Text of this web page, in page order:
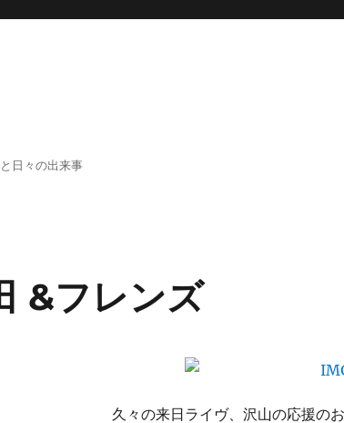
日々の出来事
&フレンズ
久々の来日ライヴ、沢山の応援の